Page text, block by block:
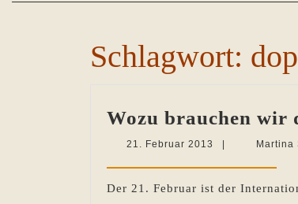
Schlagwort:
Wozu brauchen wir
21. Februar 2013 21.
2013
Martina
Der 21. Februar ist der